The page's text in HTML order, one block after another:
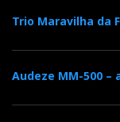
Trio Maravilha da
Audeze MM-500